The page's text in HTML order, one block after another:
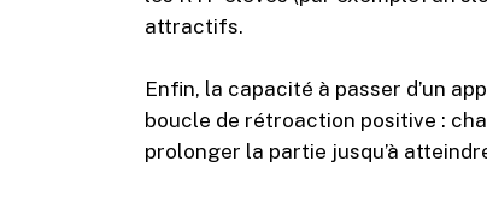
attractifs.
Enfin, la capacité à passer d’un
boucle de rétroaction positive :
prolonger la partie jusqu’à